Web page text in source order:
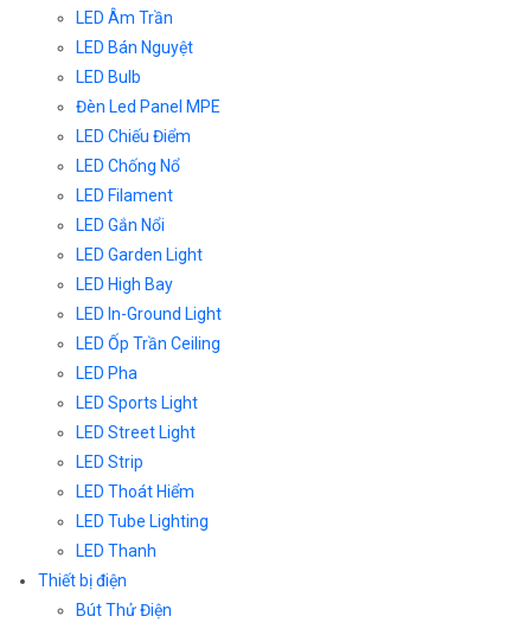
LED Âm Trần
LED Bán Nguyệt
LED Bulb
Đèn Led Panel MPE
LED Chiếu Điểm
LED Chống Nổ
LED Filament
LED Gắn Nổi
LED Garden Light
LED High Bay
LED In-Ground Light
LED Ốp Trần Ceiling
LED Pha
LED Sports Light
LED Street Light
LED Strip
LED Thoát Hiểm
LED Tube Lighting
LED Thanh
Thiết bị điện
Bút Thử Điện